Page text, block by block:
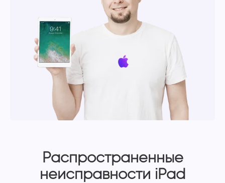
Распространенные
неисправности iPad